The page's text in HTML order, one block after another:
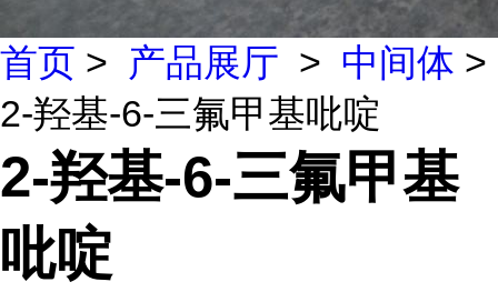
首页 > 产品展厅 > 中间体 >
2-羟基-6-三氟甲基吡啶
2-羟基-6-三氟甲基
吡啶